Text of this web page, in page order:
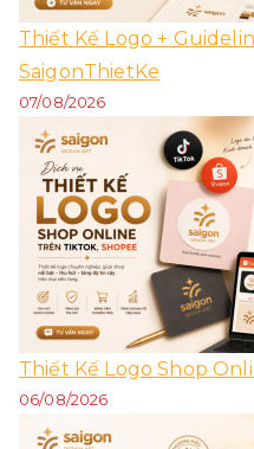
Thiết Kế Logo +
SaigonThietKe
07/08/2026
Thiết Kế Logo Shop
06/08/2026